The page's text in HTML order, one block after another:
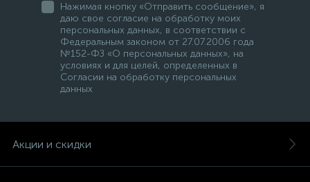
Нажимая кнопку «Отправить сообщение», я
даю свое согласие на обработку моих
персональных данных, в соответствии с
Федеральным законом от 27.07.2006 года
№152-ФЗ «О персональных данных», на
условиях и для целей, определенных в
Согласии на обработку персональных
данных
Акции и скидки